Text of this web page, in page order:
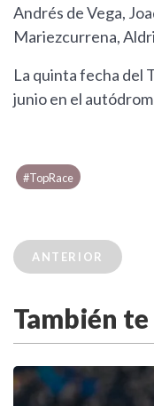
Andrés de Vega,
Mariezcurrena,
La quinta fecha del
junio en el
#TopRace
ANTERIOR
También